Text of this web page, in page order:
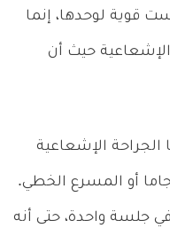
قوية لوحدها، إنما
حيث أن
الجراحة الإشعاعية
أو المسرع الخطي.
جلسة واحدة، حتى أنه